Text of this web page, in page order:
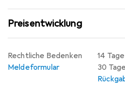
Preisentwicklung
14
30
Rechtliche Bedenken
Meldeformular